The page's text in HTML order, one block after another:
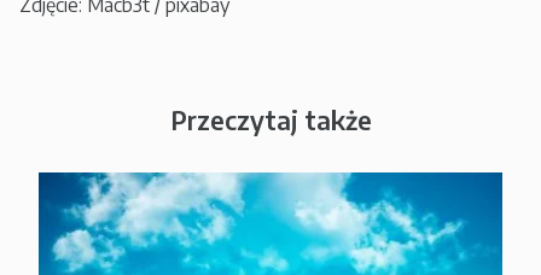
Zdjęcie: Macb3t / pixabay
Przeczytaj także